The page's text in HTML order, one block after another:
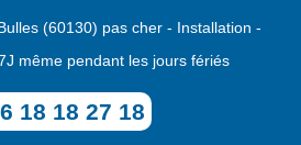
(60130) pas cher - Installation -
même pendant les jours fériés
18 18 27 18